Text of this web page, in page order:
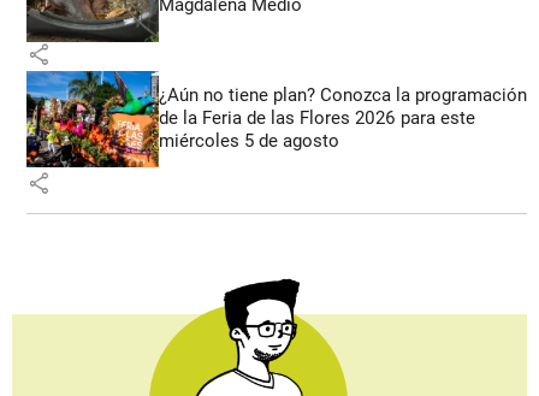
Magdalena Medio
share
¿Aún no tiene plan? Conozca la programación
de la Feria de las Flores 2026 para este
miércoles 5 de agosto
share